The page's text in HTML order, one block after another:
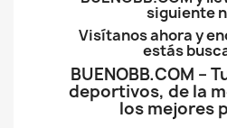
siguiente
Visítanos ahora y
estás
BUENOBB.COM –
deportivos, de la
los mejores